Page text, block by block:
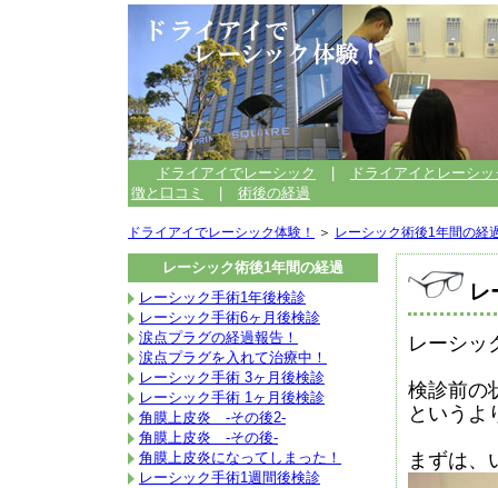
ドライアイでレーシック
ドライアイとレーシッ
徴と口コミ
術後の経過
ドライアイでレーシック体験！ ＞ レーシック術後1年間の経
レ
レーシッ
検診前の
というよ
まずは、
レーシック術後1年間の経過
レーシック手術1年後検診
レーシック手術6ヶ月後検診
涙点プラグの経過報告！
涙点プラグを入れて治療中！
レーシック手術 3ヶ月後検診
レーシック手術 1ヶ月後検診
角膜上皮炎 -その後2-
角膜上皮炎 -その後-
角膜上皮炎になってしまった！
レーシック手術1週間後検診